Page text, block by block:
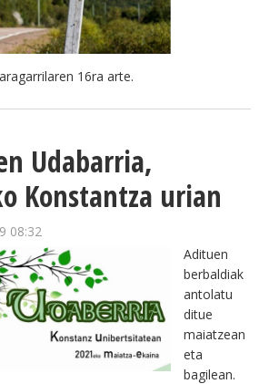
16ra arte.
Udabarria,
Konstantza urian
08:32
Adituen
berbaldiak
antolatu
ditue
maiatzean
eta
bagilean.